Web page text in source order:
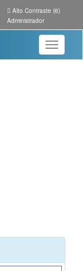
Alto Contraste (6)
Administrador
Toggle